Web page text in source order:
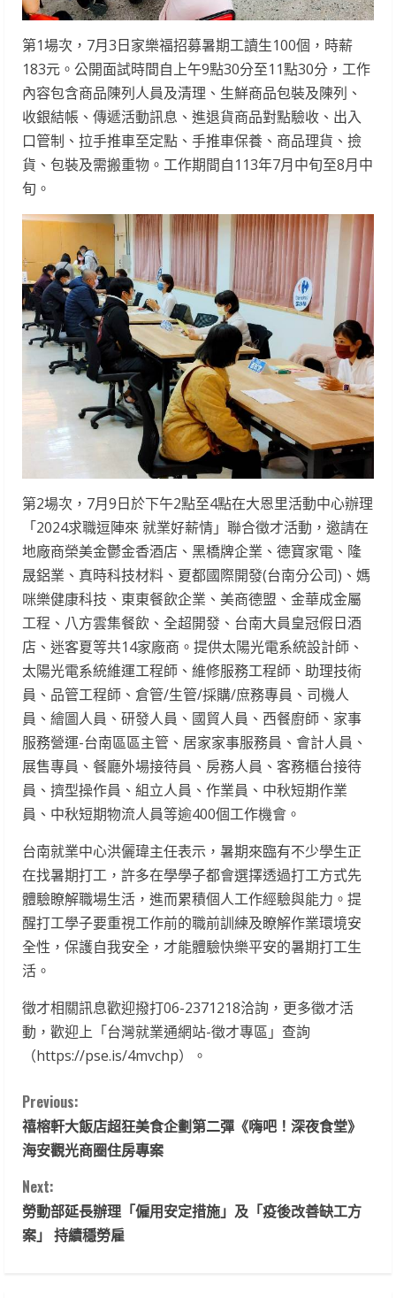
第1場次，7月3日家樂福招募暑期工讀生100個，時薪
183元。公開面試時間自上午9點30分至11點30分，工作
內容包含商品陳列人員及清理、生鮮商品包裝及陳列、
收銀結帳、傳遞活動訊息、進退貨商品對點驗收、出入
口管制、拉手推車至定點、手推車保養、商品理貨、撿
貨、包裝及需搬重物。工作期間自113年7月中旬至8月中
旬。
第2場次，7月9日於下午2點至4點在大恩里活動中心辦理
「2024求職逗陣來 就業好薪情」聯合徵才活動，邀請在
地廠商榮美金鬱金香酒店、黑橋牌企業、德寶家電、隆
晟鋁業、真時科技材料、夏都國際開發(台南分公司)、媽
咪樂健康科技、東東餐飲企業、美商德盟、金華成金屬
工程、八方雲集餐飲、全超開發、台南大員皇冠假日酒
店、迷客夏等共14家廠商。提供太陽光電系統設計師、
太陽光電系統維運工程師、維修服務工程師、助理技術
員、品管工程師、倉管/生管/採購/庶務專員、司機人
員、繪圖人員、研發人員、國貿人員、西餐廚師、家事
服務營運-台南區區主管、居家家事服務員、會計人員、
展售專員、餐廳外場接待員、房務人員、客務櫃台接待
員、擠型操作員、組立人員、作業員、中秋短期作業
員、中秋短期物流人員等逾400個工作機會。
台南就業中心洪儷瑋主任表示，暑期來臨有不少學生正
在找暑期打工，許多在學學子都會選擇透過打工方式先
體驗瞭解職場生活，進而累積個人工作經驗與能力。提
醒打工學子要重視工作前的職前訓練及瞭解作業環境安
全性，保護自我安全，才能體驗快樂平安的暑期打工生
活。
徵才相關訊息歡迎撥打06-2371218洽詢，更多徵才活
動，歡迎上「台灣就業通網站-徵才專區」查詢
（https://pse.is/4mvchp）。
C
o
n
t
i
Previous:
禧榕軒大飯店超狂美食企劃第二彈《嗨吧！深夜食堂》
海安觀光商圈住房專案
Next:
勞動部延長辦理「僱用安定措施」及「疫後改善缺工方
案」 持續穩勞雇